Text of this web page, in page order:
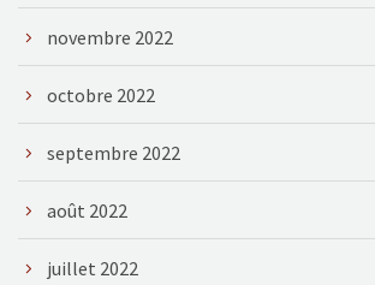
novembre 2022
octobre 2022
septembre 2022
août 2022
juillet 2022